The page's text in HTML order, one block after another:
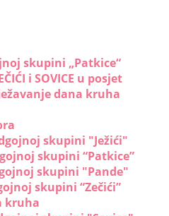
skupini „Patkice“
i SOVICE u posjet
dana kruha
skupini "Ježići"
skupini “Patkice”
skupini "Pande"
skupini “Zečići”
kruha